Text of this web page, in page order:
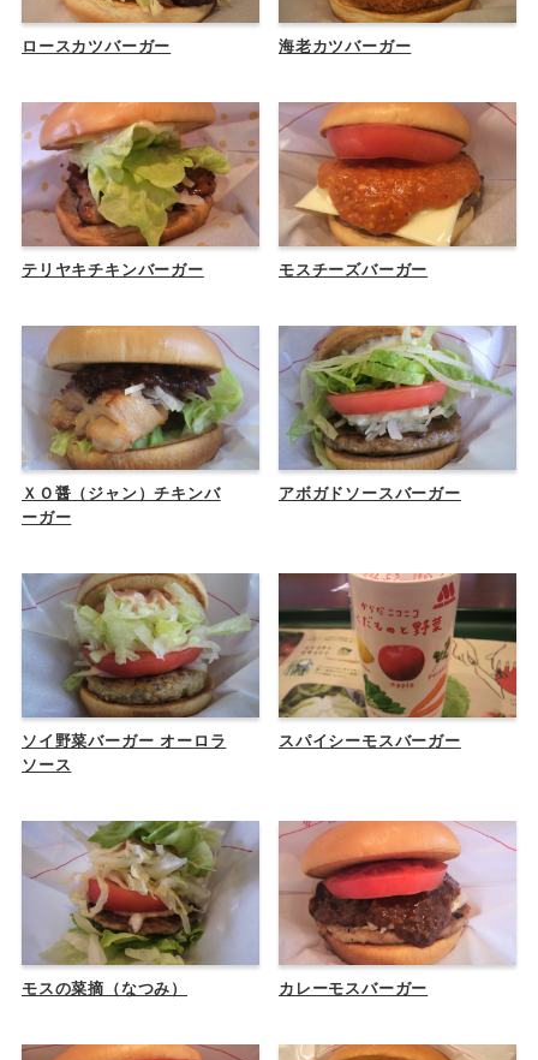
ロースカツバーガー 海老カツバーガー
テリヤキチキンバーガー モスチーズバーガー
ＸＯ醤（ジャン）チキンバ
ーガー
アボガドソースバーガー
ソイ野菜バーガー オーロラ
ソース
スパイシーモスバーガー
モスの菜摘（なつみ） カレーモスバーガー